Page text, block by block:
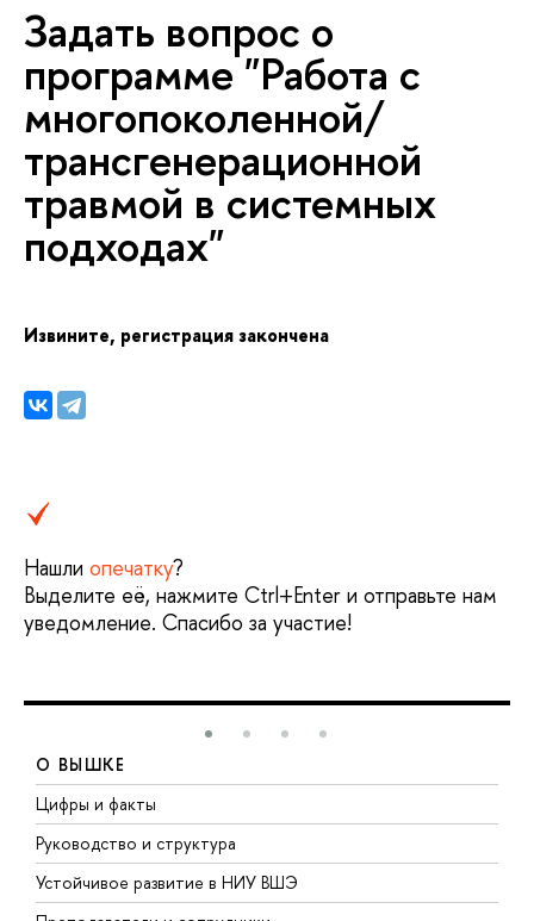
Задать вопрос о
программе "Работа с
многопоколенной/
трансгенерационной
травмой в системных
подходах"
Извините, регистрация закончена
Нашли опечатку?
ыделите её, нажмите Ctrl+Enter и отправьте нам
уведомление. Спасибо за участие!
О ВЫШКЕ
Цифры и факты
Руководство и структура
Устойчивое развитие в НИУ ВШЭ